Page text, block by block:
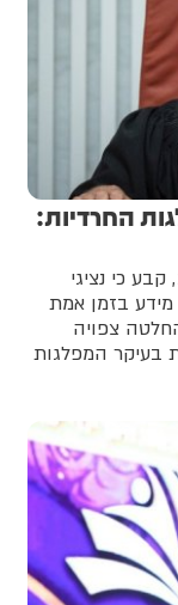
החרדיות:
כי נציגי
מידע בזמן אמת
צפויה
המפלגות